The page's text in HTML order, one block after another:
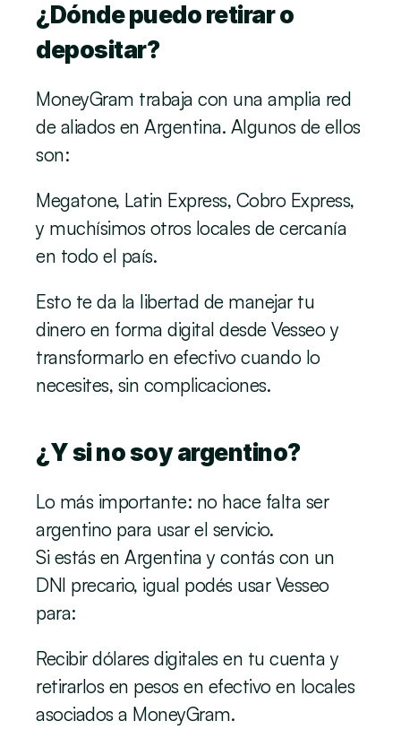
¿Dónde puedo retirar o
depositar?
MoneyGram trabaja con una amplia red
de aliados en Argentina. Algunos de ellos
son:
Megatone, Latin Express, Cobro Express,
y muchísimos otros locales de cercanía
en todo el país.
Esto te da la libertad de manejar tu
dinero en forma digital desde Vesseo y
transformarlo en efectivo cuando lo
necesites, sin complicaciones.
¿Y si no soy argentino?
Lo más importante: no hace falta ser
argentino para usar el servicio.
Si estás en Argentina y contás con un
DNI precario, igual podés usar Vesseo
para:
Recibir dólares digitales en tu cuenta y
retirarlos en pesos en efectivo en locales
asociados a MoneyGram.